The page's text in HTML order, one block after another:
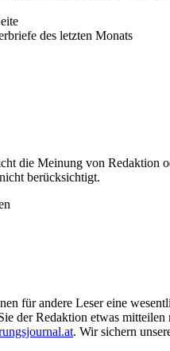
des letzten Monats
die Meinung von Redaktion
berücksichtigt.
für andere Leser eine
der Redaktion etwas
. Wir sichern